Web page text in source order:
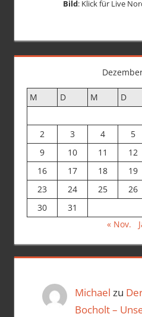
Bild: Klick für Live
M D M D
2
3 4 5
9
10 11 12
16
17 18 19
23
24 25 26
30
31
« Nov.
Michael zu
Bocholt –